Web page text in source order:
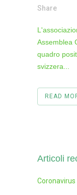
Share
Assemblea
quadro
svizzera...
READ
Articoli